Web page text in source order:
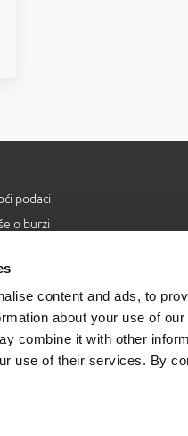
content and ads, to
about your use of
combine it with other
use of their services. By
podaci
o burzi
podaci prikazuju se s